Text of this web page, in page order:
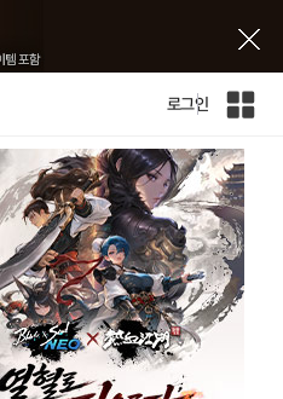
로그인
인
전
체
사
이
트